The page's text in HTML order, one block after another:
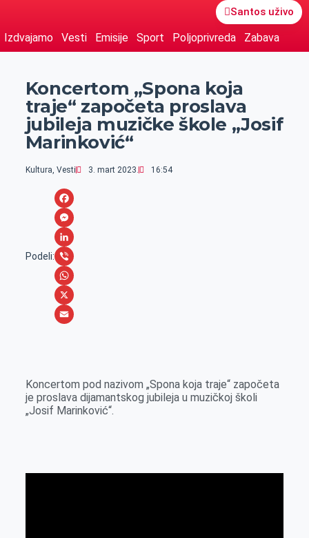
Santos uživo
Izdvajamo Vesti Emisije Sport Poljoprivreda Zabava
Koncertom „Spona koja
traje“ započeta proslava
jubileja muzičke škole „Josif
Marinković“
Kultura, Vesti 3. mart 2023. 16:54
Podeli:
F
a
c
e
b
o
M
e
s
s
e
r
L
i
n
k
n
V
i
b
W
h
A
p
X
i
Koncertom pod nazivom „Spona koja traje“ započeta
je proslava dijamantskog jubileja u muzičkoj školi
„Josif Marinković“.